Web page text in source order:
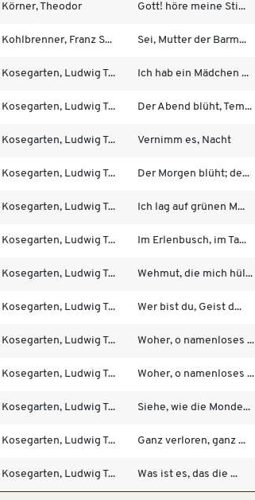
Körner, Theodor Gott! höre meine Sti...
Kohlbrenner, Franz S... Sei, Mutter der Barm...
Kosegarten, Ludwig T... Ich hab ein Mädchen ...
Kosegarten, Ludwig T... Der Abend blüht, Tem...
Kosegarten, Ludwig T... Vernimm es, Nacht
Kosegarten, Ludwig T... Der Morgen blüht; de...
Kosegarten, Ludwig T... Ich lag auf grünen M...
Kosegarten, Ludwig T... Im Erlenbusch, im Ta...
Kosegarten, Ludwig T... Wehmut, die mich hül...
Kosegarten, Ludwig T... Wer bist du, Geist d...
Kosegarten, Ludwig T... Woher, o namenloses ...
Kosegarten, Ludwig T... Woher, o namenloses ...
Kosegarten, Ludwig T... Siehe, wie die Monde...
Kosegarten, Ludwig T... Ganz verloren, ganz ...
Kosegarten, Ludwig T... Was ist es, das die ...